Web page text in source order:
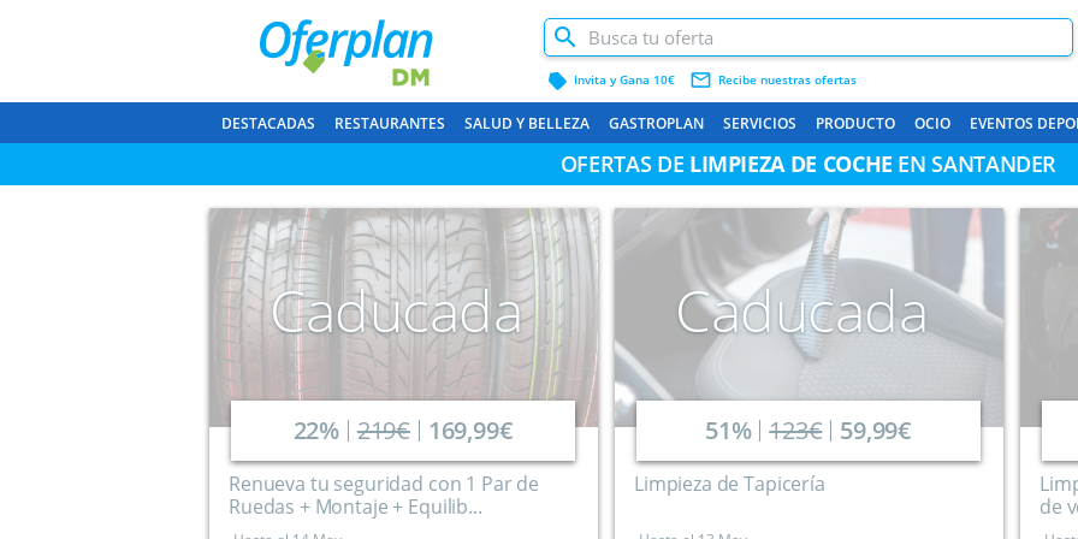
label Invita y Gana 10€ mail_outline Recibe nuestras ofertas
DESTACADAS RESTAURANTES SALUD Y BELLEZA GASTROPLAN SERVICIOS PRODUCTO OCIO EVENTOS
OFERTAS DE LIMPIEZA DE COCHE EN SANTANDER
Caducada
22% 219€ 169,99€
Renueva tu seguridad con 1 Par de
Ruedas + Montaje + Equilib...
Caducada
51% 123€ 59,99€
Limpieza de Tapicería
de